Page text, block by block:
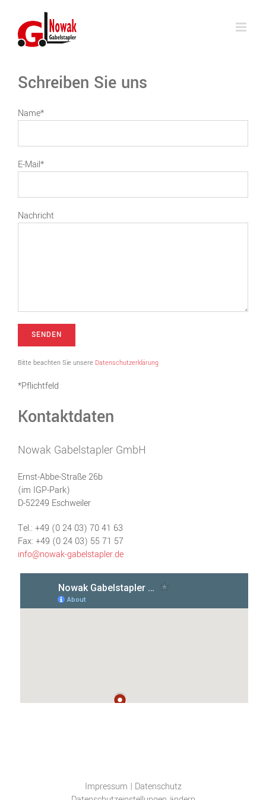
content
Schreiben Sie uns
Name*
E-Mail*
Nachricht
Bitte beachten Sie unsere Datenschutzerklärung
*Pflichtfeld
Kontaktdaten
Nowak Gabelstapler GmbH
Ernst-Abbe-Straße 26b
(im IGP-Park)
D-52249 Eschweiler
Tel.: +49 (0 24 03) 70 41 63
Fax: +49 (0 24 03) 55 71 57
info@nowak-gabelstapler.de
Impressum | Datenschutz